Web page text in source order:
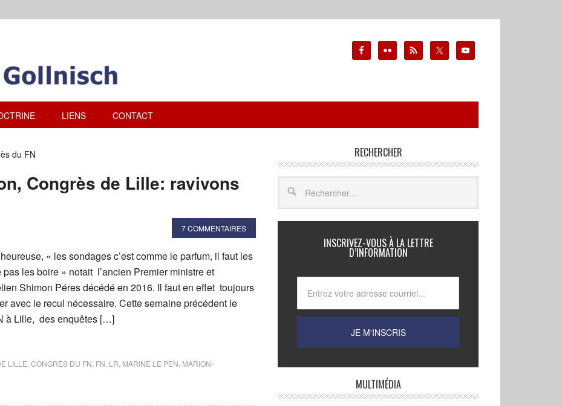
LIENS CONTACT
du FN
Congrès de Lille: ravivons
7 COMMENTAIRES
« les sondages c’est comme le parfum, il faut les
pas les boire » notait l’ancien Premier ministre et
Shimon Péres décédé en 2016. Il faut en effet toujours
avec le recul nécessaire. Cette semaine précédent le
à Lille, des enquêtes […]
LILLE CONGRÈS DU FN FN LR MARINE LE PEN MARION-
RECHERCHER
INSCRIVEZ-VOUS À LA LETTRE
D’INFORMATION
MULTIMÉDIA